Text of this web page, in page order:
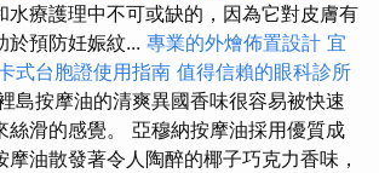
水療護理中不可或缺的，因為它對皮膚有
於預防妊娠紋... 專業的外燴佈置設計 宜
式台胞證使用指南 值得信賴的眼科診所
島按摩油的清爽異國香味很容易被快速
絲滑的感覺。 亞穆納按摩油採用優質成
油散發著令人陶醉的椰子巧克力香味，